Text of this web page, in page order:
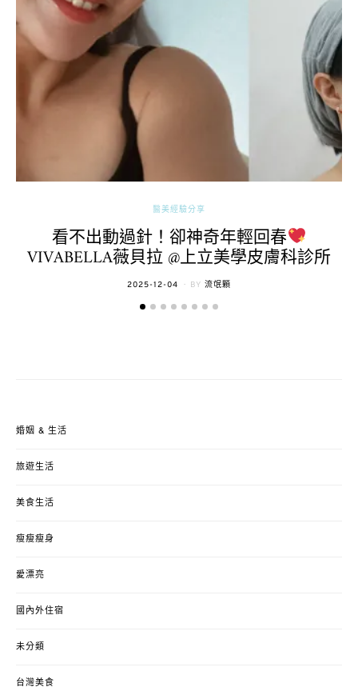
醫美經驗分享
看不出動過針！卻神奇年輕回春
VIVABELLA薇貝拉 @上立美學皮膚科診所
POSTED
2025-12-04 BY 流氓顆
婚姻 & 生活
旅遊生活
美食生活
瘦瘦瘦身
愛漂亮
國內外住宿
未分類
台灣美食